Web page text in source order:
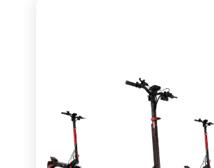
Ne
poklone!
Odaberi HONOR 600 ili HONOR
Odaberi HONOR Magic 8 Pro i